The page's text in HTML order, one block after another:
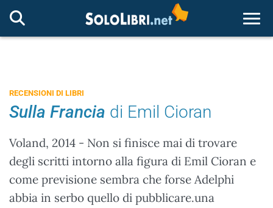
RECENSIONI DI LIBRI
Sulla Francia di Emil Cioran
Voland, 2014 - Non si finisce mai di trovare
degli scritti intorno alla figura di Emil Cioran e
come previsione sembra che forse Adelphi
abbia in serbo quello di pubblicare.una